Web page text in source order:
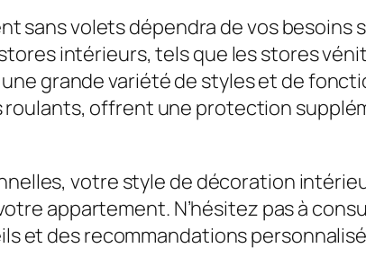
sans volets dépendra de vos besoins
intérieurs, tels que les stores
grande variété de styles et de
roulants, offrent une protection
votre style de décoration
appartement. N’hésitez pas à
et des recommandations